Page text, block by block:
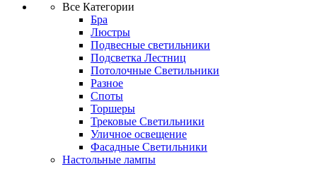
Все Категории
Бра
Люстры
Подвесные светильники
Подсветка Лестниц
Потолочные Светильники
Разное
Споты
Торшеры
Трековые Светильники
Уличное освещение
Фасадные Светильники
Настольные лампы